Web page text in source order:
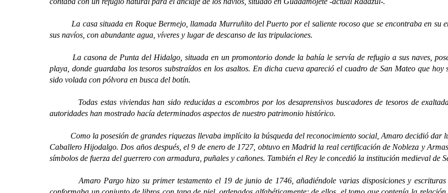
La casa situada en Roque Bermejo, llamada Murruñito del Puerto por el saliente rocoso que se encontraba en su
sus navíos, con abundante agua, víveres y lugar de descanso de las tripulaciones.
La casona de Punta del Hidalgo, situada en un promontorio donde la bahía le servía de refugio a sus naves,
playa, donde guardaba los tesoros substraídos en los asaltos. En dicha cueva apareció el cuadro de San Mateo que
sido volada con pólvora en busca del botín.
Todas estas viviendas han sido reducidas a escombros por los desaprensivos buscadores de tesoros de
autoridades han mostrado hacía determinados aspectos de nuestro patrimonio histórico.
Como la posesión de grandes riquezas llevaba implícito la búsqueda del reconocimiento social, Amaro decidió dar
Caballero Hijodalgo. Dos años después, el 9 de enero de 1727, obtuvo en Madrid la real certificación de Nobleza y
símbolos de fuerza del guerrero con armadura, puñales y cañones. También el Rey le concedió la institución medieval de
Amaro Pargo hizo su primer testamento el 19 de junio de 1746, añadiéndole varias disposiciones y escrituras